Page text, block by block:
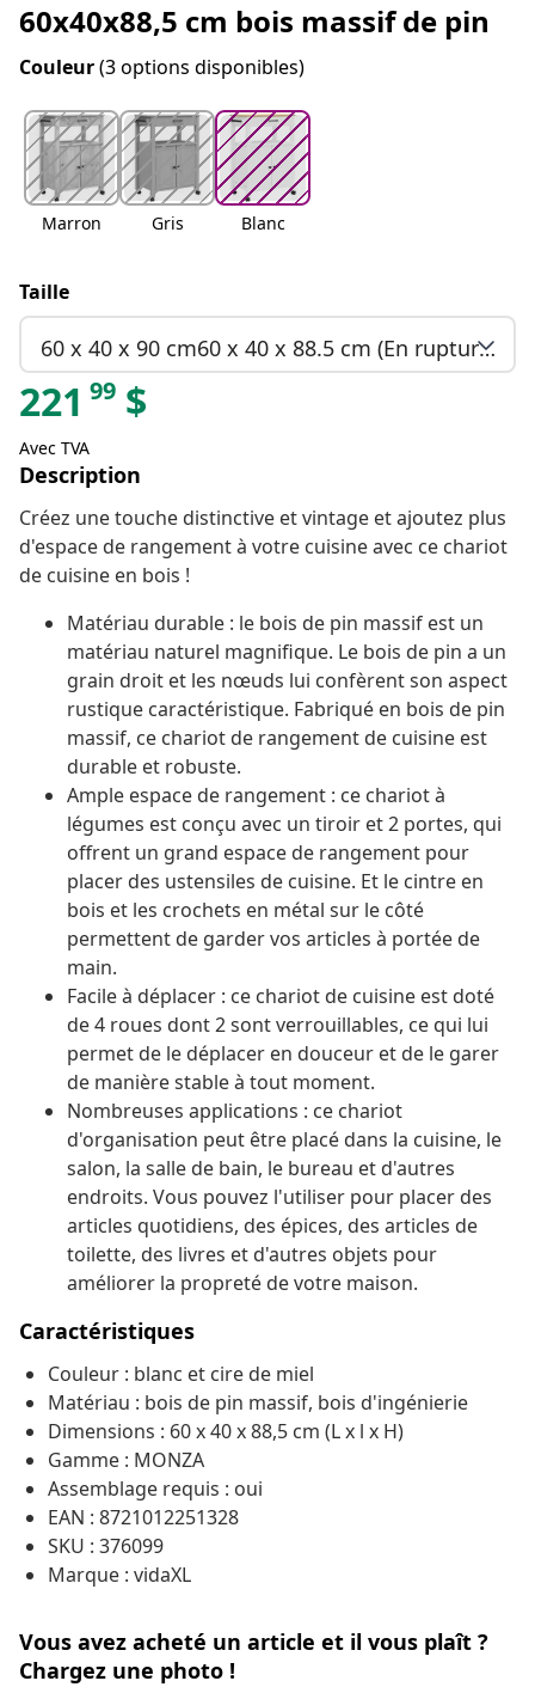
60x40x88,5 cm bois massif de pin
Couleur(3 options disponibles)
Marron Gris Blanc
Taille
60 x 40 x 90 cm60 x 40 x 88.5 cm (En rupture de stock)
221 99 $
Avec TVA
Description
Créez une touche distinctive et vintage et ajoutez plus
d'espace de rangement à votre cuisine avec ce chariot
de cuisine en bois !
Matériau durable : le bois de pin massif est un
matériau naturel magnifique. Le bois de pin a un
grain droit et les nœuds lui confèrent son aspect
rustique caractéristique. Fabriqué en bois de pin
massif, ce chariot de rangement de cuisine est
durable et robuste.
Ample espace de rangement : ce chariot à
légumes est conçu avec un tiroir et 2 portes, qui
offrent un grand espace de rangement pour
placer des ustensiles de cuisine. Et le cintre en
bois et les crochets en métal sur le côté
permettent de garder vos articles à portée de
main.
Facile à déplacer : ce chariot de cuisine est doté
de 4 roues dont 2 sont verrouillables, ce qui lui
permet de le déplacer en douceur et de le garer
de manière stable à tout moment.
Nombreuses applications : ce chariot
d'organisation peut être placé dans la cuisine, le
salon, la salle de bain, le bureau et d'autres
endroits. Vous pouvez l'utiliser pour placer des
articles quotidiens, des épices, des articles de
toilette, des livres et d'autres objets pour
améliorer la propreté de votre maison.
Caractéristiques
Couleur : blanc et cire de miel
Matériau : bois de pin massif, bois d'ingénierie
Dimensions : 60 x 40 x 88,5 cm (L x l x H)
Gamme : MONZA
Assemblage requis : oui
EAN : 8721012251328
SKU : 376099
Marque : vidaXL
Vous avez acheté un article et il vous plaît ?
Chargez une photo !